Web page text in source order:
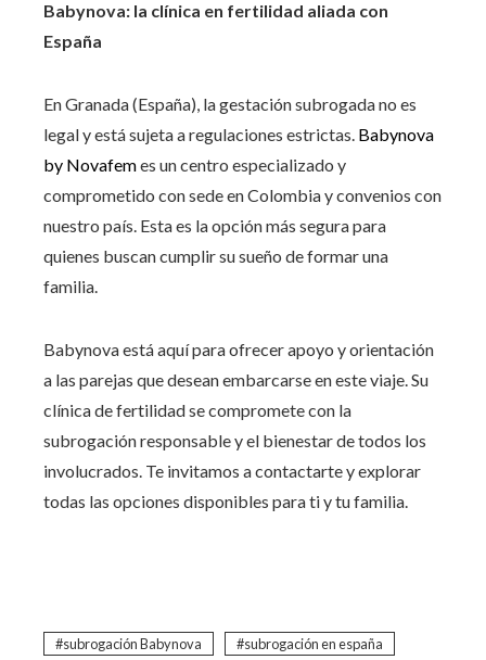
Babynova: la clínica en fertilidad aliada con
España
En Granada (España), la gestación subrogada no es
legal y está sujeta a regulaciones estrictas. Babynova
by Novafemes un centro especializado y
comprometido con sede en Colombia y convenios con
nuestro país. Esta es la opción más segura para
quienes buscan cumplir su sueño de formar una
familia.
Babynova está aquí para ofrecer apoyo y orientación
a las parejas que desean embarcarse en este viaje. Su
clínica de fertilidad se compromete con la
subrogación responsable y el bienestar de todos los
involucrados. Te invitamos a contactarte y explorar
todas las opciones disponibles para ti y tu familia.
subrogación Babynova
subrogación en españa